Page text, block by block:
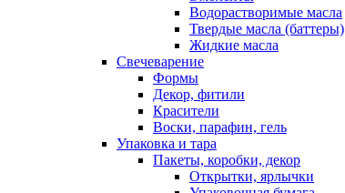
Водорастворимые масла
Твердые масла (баттеры)
Жидкие масла
Свечеварение
Формы
Декор, фитили
Красители
Воски, парафин, гель
Упаковка и тара
Пакеты, коробки, декор
Открытки, ярлычки